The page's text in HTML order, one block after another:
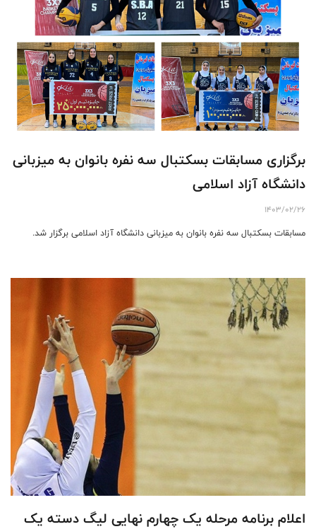
برگزاری مسابقات بسکتبال سه نفره بانوان به میزبانی
دانشگاه آزاد اسلامی
1403/02/26
مسابقات بسکتبال سه نفره بانوان به میزبانی دانشگاه آزاد اسلامی برگزار شد.
اعلام برنامه مرحله یک چهارم نهایی لیگ دسته یک